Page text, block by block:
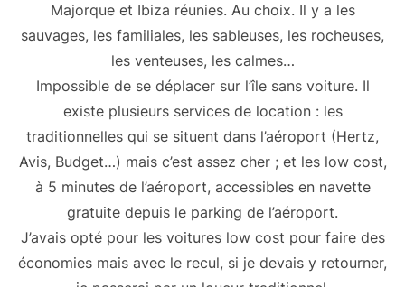
Majorque et Ibiza réunies. Au choix. Il y a les
sauvages, les familiales, les sableuses, les rocheuses,
les venteuses, les calmes…
Impossible de se déplacer sur l’île sans voiture. Il
existe plusieurs services de location : les
traditionnelles qui se situent dans l’aéroport (Hertz,
Avis, Budget…) mais c’est assez cher ; et les low cost,
à 5 minutes de l’aéroport, accessibles en navette
gratuite depuis le parking de l’aéroport.
J’avais opté pour les voitures low cost pour faire des
économies mais avec le recul, si je devais y retourner,